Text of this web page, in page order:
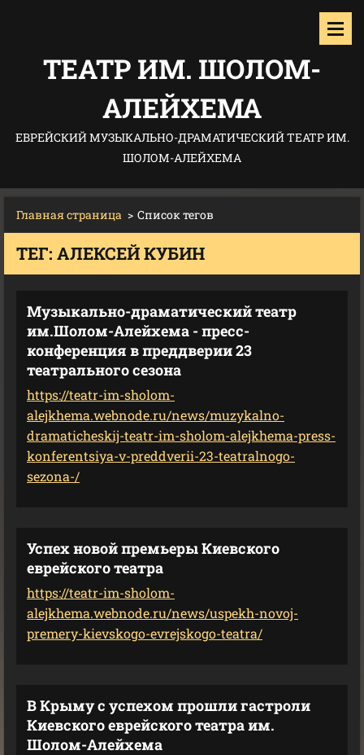
ТЕАТР ИМ. ШОЛОМ-
АЛЕЙХЕМА
ЕВРЕЙСКИЙ МУЗЫКАЛЬНО-ДРАМАТИЧЕСКИЙ ТЕАТР ИМ.
ШОЛОМ-АЛЕЙХЕМА
Главная страница > Список тегов
ТЕГ: АЛЕКСЕЙ КУБИН
Музыкально-драматический театр
им.Шолом-Алейхема - пресс-
конференция в преддверии 23
театрального сезона
https://teatr-im-sholom-
alejkhema.webnode.ru/news/muzykalno-
dramaticheskij-teatr-im-sholom-alejkhema-press-
konferentsiya-v-preddverii-23-teatralnogo-
sezona-/
Успех новой премьеры Киевского
еврейского театра
https://teatr-im-sholom-
alejkhema.webnode.ru/news/uspekh-novoj-
premery-kievskogo-evrejskogo-teatra/
В Крыму с успехом прошли гастроли
Киевского еврейского театра им.
Шолом-Алейхема